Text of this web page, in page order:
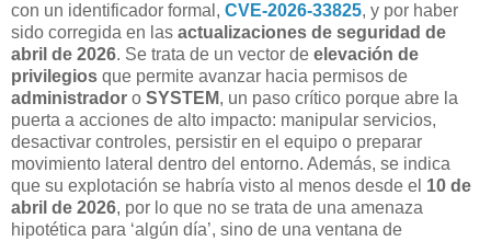
con un identificador formal, CVE-2026-33825, y por haber
sido corregida en las actualizaciones de seguridad de
abril de 2026. Se trata de un vector de elevación de
privilegios que permite avanzar hacia permisos de
administrador o SYSTEM, un paso crítico porque abre la
puerta a acciones de alto impacto: manipular servicios,
desactivar controles, persistir en el equipo o preparar
movimiento lateral dentro del entorno. Además, se indica
que su explotación se habría visto al menos desde el 10 de
abril de 2026, por lo que no se trata de una amenaza
hipotética para ‘algún día’, sino de una ventana de